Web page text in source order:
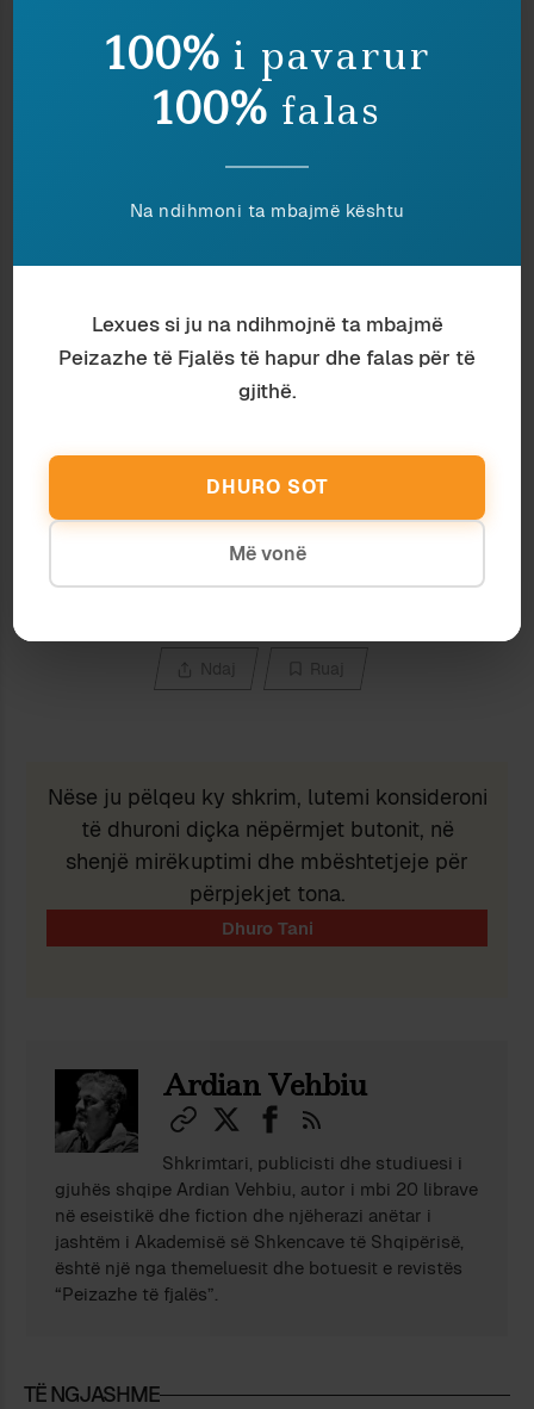
In "Antropologji"
MJERIMI I DISKURSIT
20 September 2011
8 October 2016
In "Komunikim"
Discover more from Peizazhe të fjalës
Subscribe to get the latest posts sent to your email.
Type your email…
Ruaj
Nëse ju pëlqeu ky shkrim, lutemi konsideroni
të dhuroni diçka nëpërmjet butonit, në
shenjë mirëkuptimi dhe mbështetjeje për
përpjekjet tona.
Ardian Vehbiu
Shkrimtari, publicisti dhe studiuesi i
gjuhës shqipe Ardian Vehbiu, autor i mbi 20 librave
në eseistikë dhe fiction dhe njëherazi anëtar i
jashtëm i Akademisë së Shkencave të Shqipërisë,
është një nga themeluesit dhe botuesit e revistës
“Peizazhe të fjalës”.
TË NGJASHME
100% i pavarur
100% falas
Na ndihmoni ta mbajmë kështu
Lexues si ju na ndihmojnë ta mbajmë
Peizazhe të Fjalës të hapur dhe falas për të
gjithë.
DHURO SOT
Më vonë